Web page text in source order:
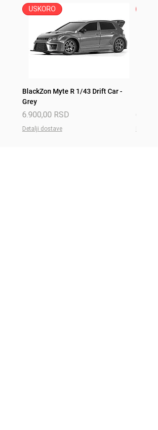
USKORO
BlackZon Myte R 1/43 Drift Car -
Grey
Price
6.900,00 RSD
Detalji dostave
Price